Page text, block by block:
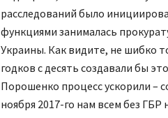
расследований было
функциями занималась
Украины. Как видите, не шибко
годков с десять создавали бы
Порошенко процесс ускорили –
ноября 2017-го нам всем без ГБР